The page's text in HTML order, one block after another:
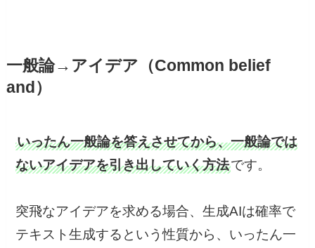
一般論→アイデア（Common belief
and）
いったん一般論を答えさせてから、一般論では
ないアイデアを引き出していく方法です。
突飛なアイデアを求める場合、生成AIは確率で
テキスト生成するという性質から、いったん一